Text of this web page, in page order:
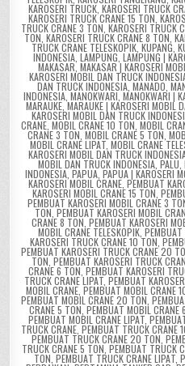
KAROSERI TRUCK KAROSERI TRUCK
KAROSERI TRUCK CRANE 15 TON
TRUCK CRANE 3 TON KAROSERI TRUCK
TON KAROSERI TRUCK CRANE 8 TON
TRUCK CRANE TELESKOPIK KUPANG
INDONESIA LAMPUNG LAMPUNG |
MAKASAR, MAKASAR | KAROSERI
KAROSERI MOBIL DAN TRUCK
DAN TRUCK INDONESIA MANADO
INDONESIA MANOKWARI MANOKWARI |
MARAUKE,MARAUKE | KAROSERI MOBIL
KAROSERI MOBIL DAN TRUCK
CRANE, MOBIL CRANE 10 TON MOBIL
CRANE 3 TON MOBIL CRANE 5 TON
MOBIL CRANE LIPAT, MOBIL CRANE
KAROSERI MOBIL DAN TRUCK
MOBIL DAN TRUCK INDONESIA, PALU
INDONESIA PAPUA PAPUA | KAROSERI
KAROSERI MOBIL CRANE, PEMBUAT
KAROSERI MOBIL CRANE 15 TON
PEMBUAT KAROSERI MOBIL CRANE 3
TON PEMBUAT KAROSERI MOBIL
CRANE 8 TON PEMBUAT KAROSERI
MOBIL CRANE TELESKOPIK, PEMBUAT
KAROSERI TRUCK CRANE 10 TON
PEMBUAT KAROSERI TRUCK CRANE 20
TON PEMBUAT KAROSERI TRUCK
CRANE 6 TON PEMBUAT KAROSERI
TRUCK CRANE LIPAT PEMBUAT
MOBIL CRANE, PEMBUAT MOBIL CRANE
PEMBUAT MOBIL CRANE 20 TON
CRANE 5 TON PEMBUAT MOBIL CRANE
PEMBUAT MOBIL CRANE LIPAT,
TRUCK CRANE, PEMBUAT TRUCK CRANE
PEMBUAT TRUCK CRANE 20 TON
TRUCK CRANE 5 TON PEMBUAT TRUCK
TON PEMBUAT TRUCK CRANE LIPAT